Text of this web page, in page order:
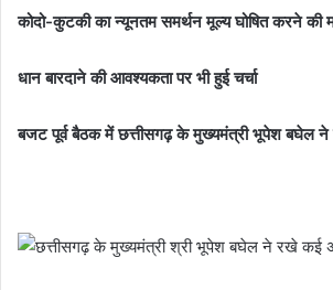
कोदो-कुटकी का न्यूनतम समर्थन मूल्य घोषित करने की
धान बारदाने की आवश्यकता पर भी हुई चर्चा
बजट पूर्व बैठक में छत्तीसगढ़ के मुख्यमंत्री भूपेश बघेल